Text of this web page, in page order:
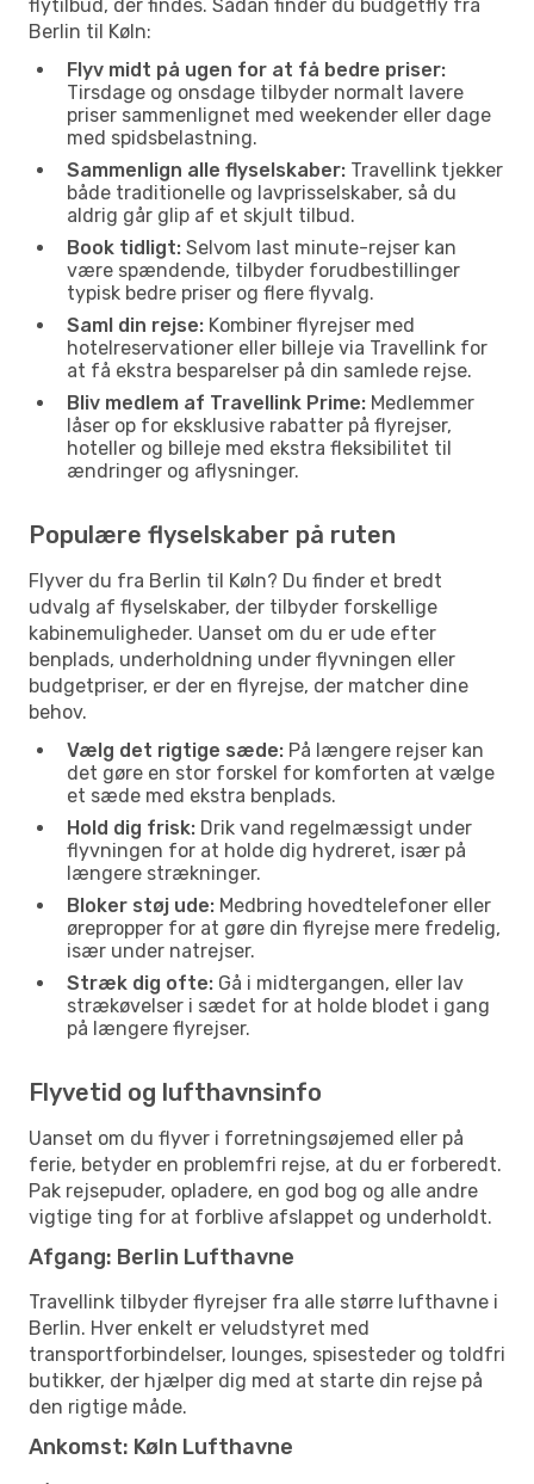
flytilbud, der findes. Sådan finder du budgetfly fra
Berlin til Køln:
Flyv midt på ugen for at få bedre priser:
Tirsdage og onsdage tilbyder normalt lavere
priser sammenlignet med weekender eller dage
med spidsbelastning.
Sammenlign alle flyselskaber: Travellink tjekker
både traditionelle og lavprisselskaber, så du
aldrig går glip af et skjult tilbud.
Book tidligt: Selvom last minute-rejser kan
være spændende, tilbyder forudbestillinger
typisk bedre priser og flere flyvalg.
Saml din rejse: Kombiner flyrejser med
hotelreservationer eller billeje via Travellink for
at få ekstra besparelser på din samlede rejse.
Bliv medlem af Travellink Prime: Medlemmer
låser op for eksklusive rabatter på flyrejser,
hoteller og billeje med ekstra fleksibilitet til
ændringer og aflysninger.
Populære flyselskaber på ruten
Flyver du fra Berlin til Køln? Du finder et bredt
udvalg af flyselskaber, der tilbyder forskellige
kabinemuligheder. Uanset om du er ude efter
benplads, underholdning under flyvningen eller
budgetpriser, er der en flyrejse, der matcher dine
behov.
Vælg det rigtige sæde: På længere rejser kan
det gøre en stor forskel for komforten at vælge
et sæde med ekstra benplads.
Hold dig frisk: Drik vand regelmæssigt under
flyvningen for at holde dig hydreret, især på
længere strækninger.
Bloker støj ude: Medbring hovedtelefoner eller
ørepropper for at gøre din flyrejse mere fredelig,
især under natrejser.
Stræk dig ofte: Gå i midtergangen, eller lav
strækøvelser i sædet for at holde blodet i gang
på længere flyrejser.
Flyvetid og lufthavnsinfo
Uanset om du flyver i forretningsøjemed eller på
ferie, betyder en problemfri rejse, at du er forberedt.
Pak rejsepuder, opladere, en god bog og alle andre
vigtige ting for at forblive afslappet og underholdt.
Afgang: Berlin Lufthavne
Travellink tilbyder flyrejser fra alle større lufthavne i
Berlin. Hver enkelt er veludstyret med
transportforbindelser, lounges, spisesteder og toldfri
butikker, der hjælper dig med at starte din rejse på
den rigtige måde.
Ankomst: Køln Lufthavne